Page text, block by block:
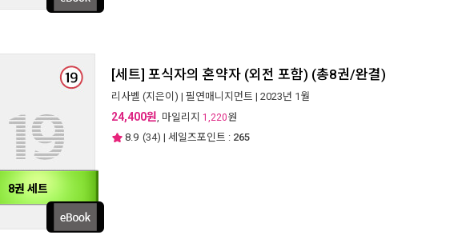
8권 세트
[세트] 포식자의 혼약자 (외전 포함) (총8권/완결)
리사벨 (지은이) | 필연매니지먼트 | 2023년 1월
24,400원, 마일리지 1,220원
8.9 (34) | 세일즈포인트 : 265